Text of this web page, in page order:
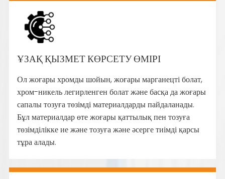
ҰЗАҚ ҚЫЗМЕТ КӨРСЕТУ ӨМІРІ
Ол жоғары хромды шойын, жоғары марганецті болат,
хром-никель легирленген болат және басқа да жоғары
сапалы тозуға төзімді материалдарды пайдаланады.
Бұл материалдар өте жоғары қаттылық пен тозуға
төзімділікке ие және тозуға және әсерге тиімді қарсы
тұра алады.